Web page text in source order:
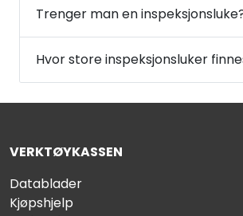
Trenger man en
Hvor store inspeksjonsluker
VERKTØYKASSEN
Datablader
Kjøpshjelp